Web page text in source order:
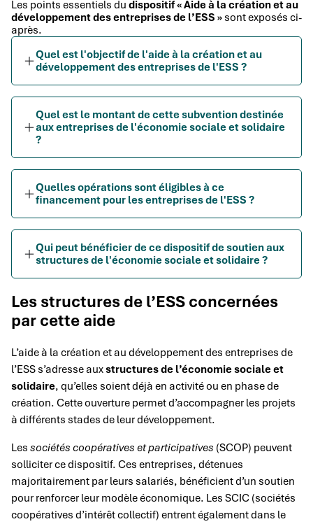
Les points essentiels du dispositif « Aide à la création et au
développement des entreprises de l’ESS » sont exposés ci-
après.
Quel est l'objectif de l'aide à la création et au
développement des entreprises de l'ESS ?
Quel est le montant de cette subvention destinée
aux entreprises de l'économie sociale et solidaire
?
Quelles opérations sont éligibles à ce
financement pour les entreprises de l'ESS ?
Qui peut bénéficier de ce dispositif de soutien aux
structures de l'économie sociale et solidaire ?
Les structures de l’ESS concernées
par cette aide
L’aide à la création et au développement des entreprises de
l’ESS s’adresse auxstructures de l’économie sociale et
solidaire, qu’elles soient déjà en activité ou en phase de
création. Cette ouverture permet d’accompagner les projets
à différents stades de leur développement.
Les sociétés coopératives et participatives (SCOP) peuvent
solliciter ce dispositif. Ces entreprises, détenues
majoritairement par leurs salariés, bénéficient d’un soutien
pour renforcer leur modèle économique. Les SCIC (sociétés
coopératives d’intérêt collectif) entrent également dans le